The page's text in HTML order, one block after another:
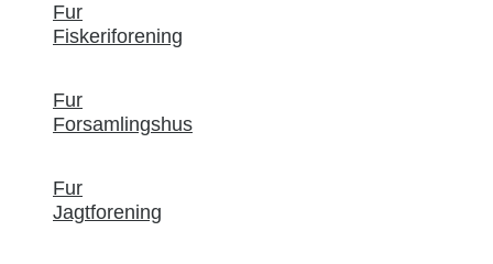
Fur
Fiskeriforening
Fur
Forsamlingshus
Fur
Jagtforening